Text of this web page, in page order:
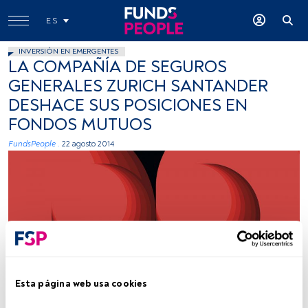
Esta página web usa cookies
ES
INVERSIÓN EN EMERGENTES
LA COMPAÑÍA DE SEGUROS
GENERALES ZURICH SANTANDER
DESHACE SUS POSICIONES EN
FONDOS MUTUOS
FundsPeople . 22 agosto 2014